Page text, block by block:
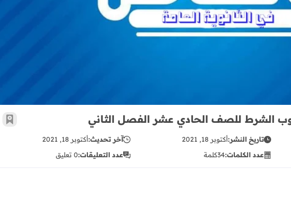
الشرط للصف الحادي عشر الفصل الثاني
تاريخ النشر:أكتوبر 18, 2021 آخر تحديث:أكتوبر 18, 2021
عدد الكلمات:34كلمة عدد التعليقات:0 تعليق